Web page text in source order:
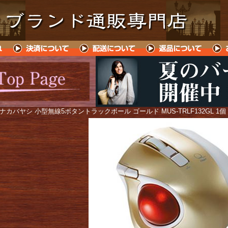
カバヤシ 小型無線5ボタントラックボール ゴールド MUS-TRLF132GL 1個